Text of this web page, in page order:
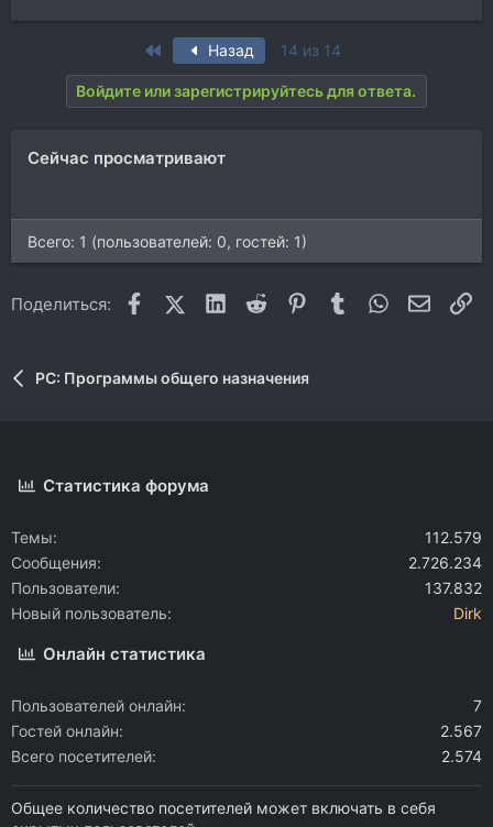
First Назад 14 из 14
Войдите или зарегистрируйтесь для ответа.
Сейчас просматривают
Всего: 1 (пользователей: 0, гостей: 1)
Поделиться: FacebookX (Twitter)
LinkedIn
Reddit Pinterest
Tumblr WhatsApp
PC: Программы общего назначения
Статистика форума
Темы
112.579
Сообщения
2.726.234
Пользователи
137.832
Новый пользователь
Dirk
Онлайн статистика
Пользователей онлайн
7
Гостей онлайн
2.567
Всего посетителей
2.574
Общее количество посетителей может включать в себя